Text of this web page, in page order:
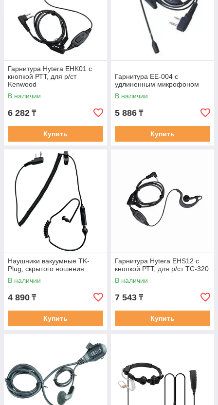
Гарнитура Hytera EHK01 с
кнопкой РТТ, для р/ст
Kenwood
В наличии
6 282 ₸
Купить
Гарнитура EE-004 с
удлиненным микрофоном
В наличии
5 886 ₸
Купить
Наушники вакуумные TK-
Plug, скрытого ношения
В наличии
4 890 ₸
Купить
Гарнитура Hytera EHS12 с
кнопкой РТТ, для р/ст TC-320
В наличии
7 543 ₸
Купить